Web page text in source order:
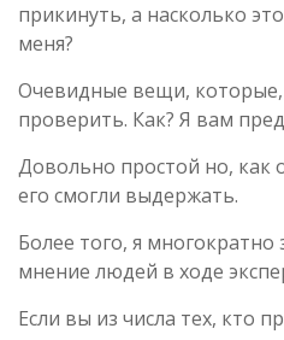
прикинуть, а насколько
меня?
Очевидные вещи, которые,
проверить. Как? Я вам
Довольно простой но, как
его смогли выдержать.
Более того, я многократно
мнение людей в ходе
Если вы из числа тех, кто